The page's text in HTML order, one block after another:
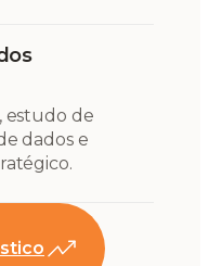
estudo de
dados e